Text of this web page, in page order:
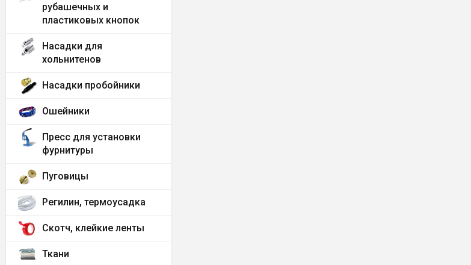
рубашечных и
пластиковых кнопок
Насадки для
хольнитенов
Насадки пробойники
Ошейники
Пресс для установки
фурнитуры
Пуговицы
Регилин, термоусадка
Скотч, клейкие ленты
Ткани